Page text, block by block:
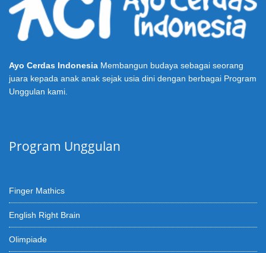
Ayo Cerdas Indonesia Membangun budaya sebagai seorang
juara kepada anak anak sejak usia dini dengan berbagai Program
Unggulan kami.
Program Unggulan
Finger Mathics
English Right Brain
Olimpiade